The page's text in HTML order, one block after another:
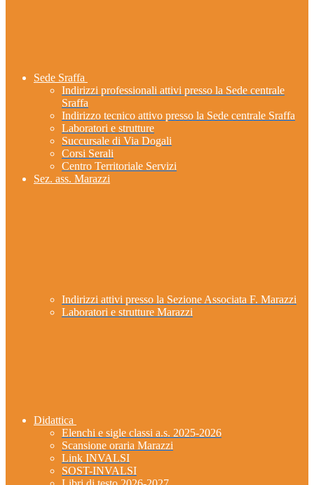
Sede Sraffa
Indirizzi professionali attivi presso la Sede centrale
Sraffa
Indirizzo tecnico attivo presso la Sede centrale Sraffa
Laboratori e strutture
Succursale di Via Dogali
Corsi Serali
Centro Territoriale Servizi
Sez. ass. Marazzi
Indirizzi attivi presso la Sezione Associata F. Marazzi
Laboratori e strutture Marazzi
Didattica
Elenchi e sigle classi a.s. 2025-2026
Scansione oraria Marazzi
Link INVALSI
SOST-INVALSI